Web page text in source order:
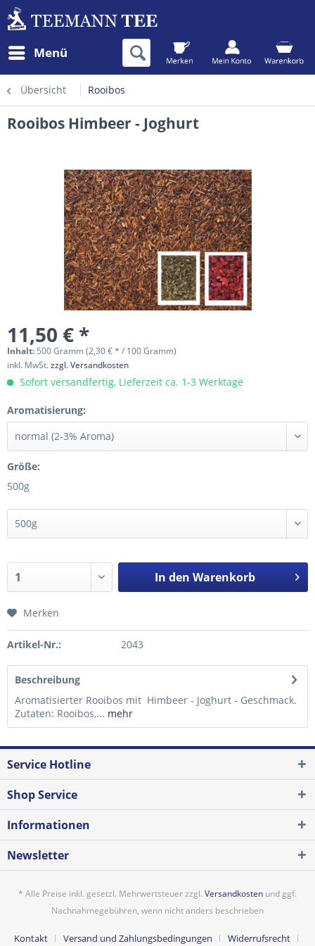
Menü
Übersicht Rooibos
Rooibos Himbeer - Joghurt
11,50 € *
Inhalt: 500 Gramm (2,30 € * / 100 Gramm)
inkl. MwSt.zzgl. Versandkosten
Sofort versandfertig, Lieferzeit ca. 1-3 Werktage
Aromatisierung:
Größe:
500g
In den Warenkorb
Merken
Artikel-Nr.: 2043
Beschreibung
Aromatisierter Rooibos mit Himbeer - Joghurt - Geschmack.
Zutaten: Rooibos,... mehr
Service Hotline
Shop Service
Informationen
Newsletter
* Alle Preise inkl. gesetzl. Mehrwertsteuer zzgl. Versandkosten und ggf.
Nachnahmegebühren, wenn nicht anders beschrieben
Kontakt Versand und Zahlungsbedingungen Widerrufsrecht